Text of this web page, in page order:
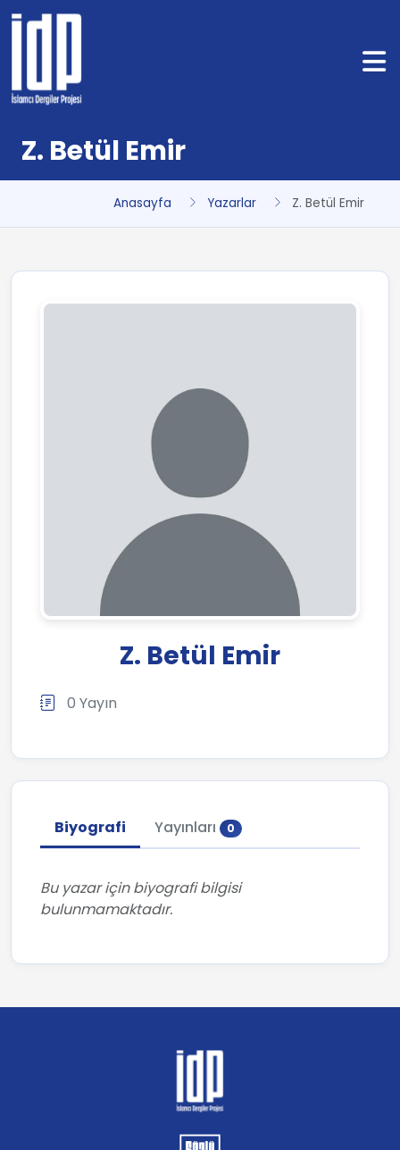
Z. Betül Emir
Anasayfa Yazarlar Z. Betül Emir
Z. Betül Emir
0 Yayın
Biyografi Yayınları 0
Bu yazar için biyografi bilgisi
bulunmamaktadır.